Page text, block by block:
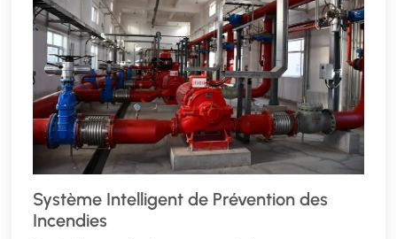
Système Intelligent de Prévention des
Incendies